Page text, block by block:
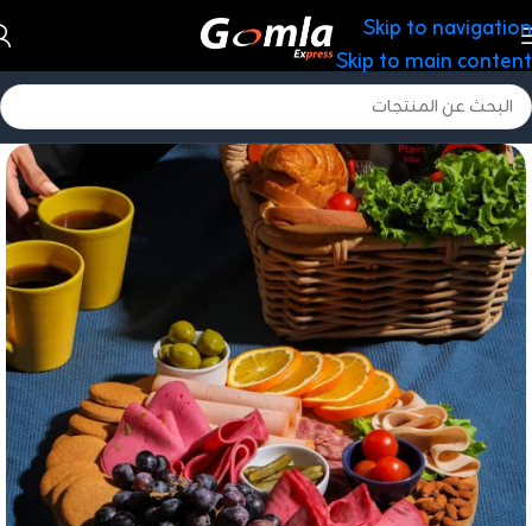
Skip to navigation
Skip to main content